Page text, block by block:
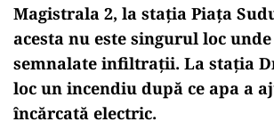
Magistrala 2, la stația Piața
acesta nu este singurul loc
semnalate infiltrații. La stația
loc un incendiu după ce apa a
încărcată electric.